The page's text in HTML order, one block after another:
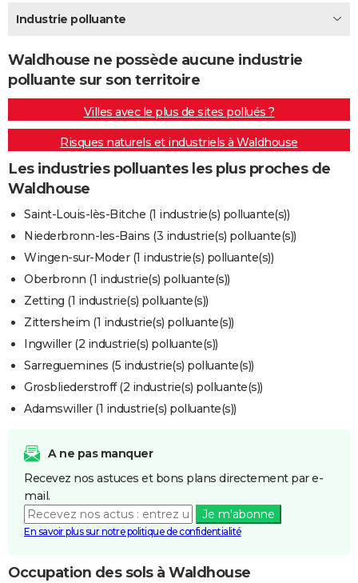
Destinations
City break
Voyage nature
Voyage de noces
Forum
Climat
+PHOTO
GUIDES D'ACHAT
BONS PLANS
CARTE DE VOEUX
Carte de Noël
Carte Bonne année
Carte Saint-Valentin
Carte Pâques
Carte d'anniversaire
DICTIONNAIRE
Dictionnaire
Biographies
Citations
Expressions
Proverbes
PROGRAMME TV
COPAINS D'AVANT
S'inscrire
Se connecter
Lycées
Collèges
Primaires
Universités
Entreprises
Service militaire
Avis de recherche
FORUM
Bricolage
Lifestyle
Culture
Sport
Auto
Television
Voyage
Cinema
Industrie polluante
Waldhouse ne possède aucune industrie
polluante sur son territoire
Villes avec le plus de sites pollués ?
Risques naturels et industriels à Waldhouse
Les industries polluantes les plus proches de
Waldhouse
Saint-Louis-lès-Bitche (1 industrie(s) polluante(s))
Niederbronn-les-Bains (3 industrie(s) polluante(s))
Wingen-sur-Moder (1 industrie(s) polluante(s))
Oberbronn (1 industrie(s) polluante(s))
Zetting (1 industrie(s) polluante(s))
Zittersheim (1 industrie(s) polluante(s))
Ingwiller (2 industrie(s) polluante(s))
Sarreguemines (5 industrie(s) polluante(s))
Grosbliederstroff (2 industrie(s) polluante(s))
Adamswiller (1 industrie(s) polluante(s))
A ne pas manquer
Recevez nos astuces et bons plans directement par e-
mail.
Je m'abonne
En savoir plus sur notre politique de confidentialité
Occupation des sols à Waldhouse